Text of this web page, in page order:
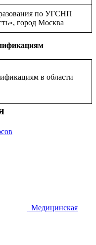
по УГСНП
город Москва
в области
Медицинская